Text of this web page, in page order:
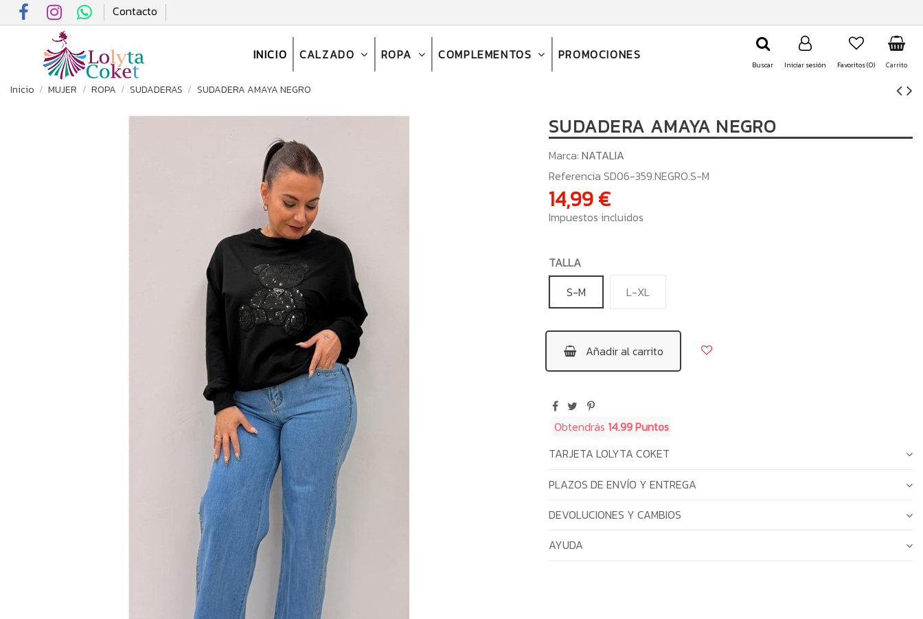
Contacto
INICIO CALZADO ROPA COMPLEMENTOS PROMOCIONES
Buscar Iniciar sesión Favoritos (0) Carrito
Inicio MUJER ROPA SUDADERAS SUDADERA AMAYA NEGRO
SUDADERA AMAYA NEGRO
Marca: NATALIA
Referencia SD06-359.NEGRO.S-M
14,99 €
Impuestos incluidos
TALLA
S-M
L-XL
Añadir al carrito
Obtendrás 14.99 Puntos
TARJETA LOLYTA COKET
PLAZOS DE ENVÍO Y ENTREGA
DEVOLUCIONES Y CAMBIOS
AYUDA